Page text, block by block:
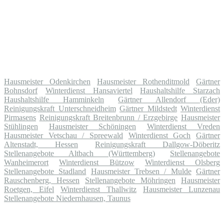
Hausmeister Odenkirchen Hausmeister Rothenditmold
Gärtner
Bohnsdorf
Winterdienst Hansaviertel
Haushaltshilfe Starzach
Haushaltshilfe Hamminkeln
Gärtner Allendorf (Eder)
Reinigungskraft Unterschneidheim Gärtner Mildstedt Winterdienst
Pirmasens Reinigungskraft Breitenbrunn / Erzgebirge Hausmeister
Stühlingen
Hausmeister Schöningen
Winterdienst Vreden
Hausmeister Vetschau / Spreewald
Winterdienst Goch
Gärtner
Altenstadt, Hessen
Reinigungskraft Dallgow-Döberitz
Stellenangebote Altbach (Württemberg)
Stellenangebote
Wanheimerort
Winterdienst Bützow
Winterdienst Olsberg
Stellenangebote Stadland
Hausmeister Trebsen / Mulde Gärtner
Rauschenberg, Hessen
Stellenangebote Möhringen
Hausmeister
Roetgen, Eifel
Winterdienst Thallwitz
Hausmeister Lunzenau
Stellenangebote Niedernhausen, Taunus